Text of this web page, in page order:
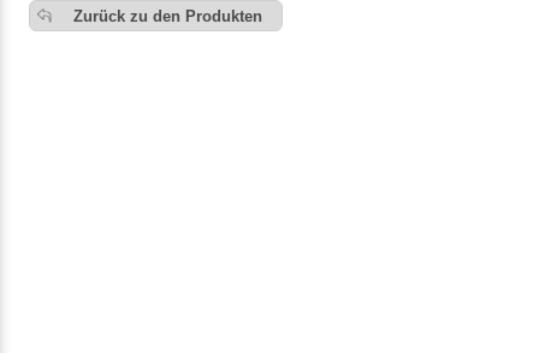
Zurück zu den Produkten